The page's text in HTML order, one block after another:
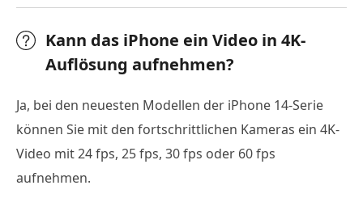
Kann das iPhone ein Video in 4K-
Auflösung aufnehmen?
Ja, bei den neuesten Modellen der iPhone 14-Serie
können Sie mit den fortschrittlichen Kameras ein 4K-
Video mit 24 fps, 25 fps, 30 fps oder 60 fps
aufnehmen.